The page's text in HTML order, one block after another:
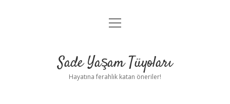
Anasayfa
Yasal Uyarı
menüyü
Sade Yaşam Tüyoları
Hayatına ferahlık katan öneriler!